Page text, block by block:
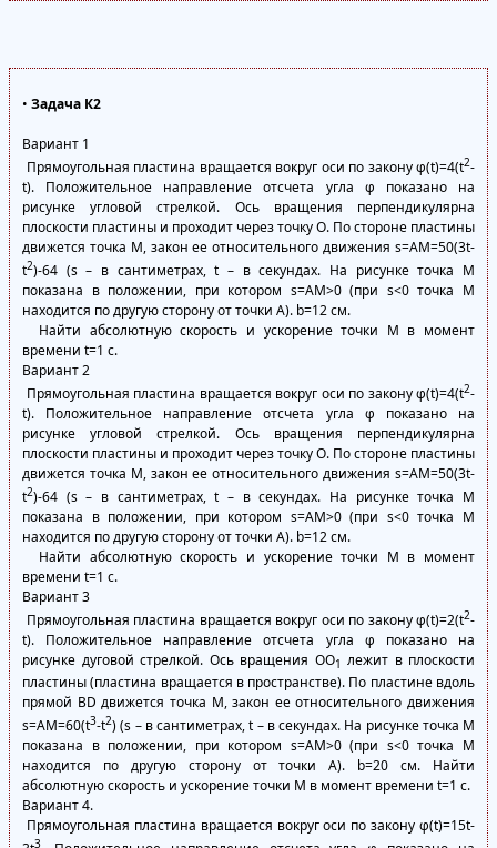
• Задача К2
Вариант 1
Прямоугольная пластина вращается вокруг оси по закону φ(t)=4(t2-
t). Положительное направление отсчета угла φ показано на
рисунке угловой стрелкой. Ось вращения перпендикулярна
плоскости пластины и проходит через точку О. По стороне пластины
движется точка М, закон ее относительного движения s=AM=50(3t-
t2)-64 (s – в сантиметрах, t – в секундах. На рисунке точка М
показана в положении, при котором s=АМ>0 (при s<0 точка М
находится по другую сторону от точки А). b=12 см.
Найти абсолютную скорость и ускорение точки М в момент
времени t=1 с.
Вариант 2
Прямоугольная пластина вращается вокруг оси по закону φ(t)=4(t2-
t). Положительное направление отсчета угла φ показано на
рисунке угловой стрелкой. Ось вращения перпендикулярна
плоскости пластины и проходит через точку О. По стороне пластины
движется точка М, закон ее относительного движения s=AM=50(3t-
t2)-64 (s – в сантиметрах, t – в секундах. На рисунке точка М
показана в положении, при котором s=АМ>0 (при s<0 точка М
находится по другую сторону от точки А). b=12 см.
Найти абсолютную скорость и ускорение точки М в момент
времени t=1 с.
Вариант 3
Прямоугольная пластина вращается вокруг оси по закону φ(t)=2(t2-
t). Положительное направление отсчета угла φ показано на
рисунке дуговой стрелкой. Ось вращения ОО1 лежит в плоскости
пластины (пластина вращается в пространстве). По пластине вдоль
прямой BD движется точка М, закон ее относительного движения
s=AM=60(t3-t2) (s – в сантиметрах, t – в секундах. На рисунке точка М
показана в положении, при котором s=АМ>0 (при s<0 точка М
находится по другую сторону от точки А). b=20 см. Найти
абсолютную скорость и ускорение точки М в момент времени t=1 с.
Вариант 4.
Прямоугольная пластина вращается вокруг оси по закону φ(t)=15t-
3